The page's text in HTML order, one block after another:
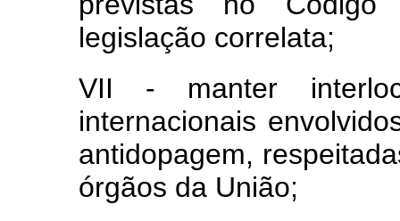
legislação correlata;
VII - manter
internacionais
antidopagem,
órgãos da União;